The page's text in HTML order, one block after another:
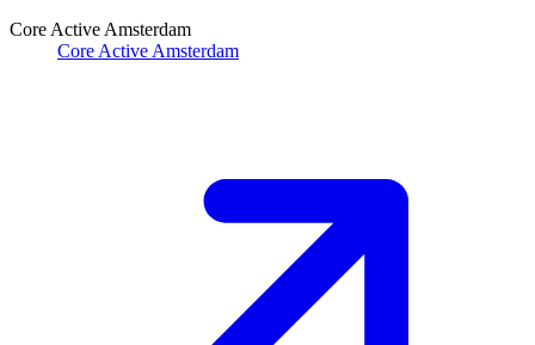
Core Active Amsterdam
Core Active Amsterdam